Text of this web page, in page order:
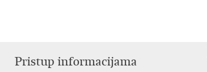
Pristup informacijama